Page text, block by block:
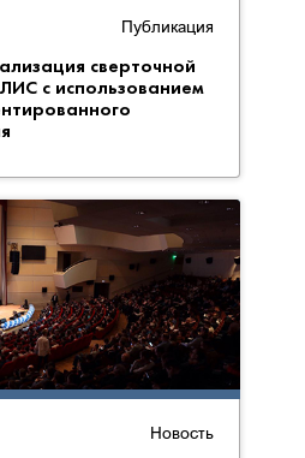
Публикация
сверточной
c использованием
Новость